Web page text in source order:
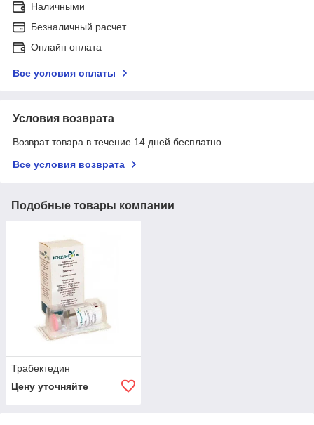
Наличными
Безналичный расчет
Онлайн оплата
Все условия оплаты
Условия возврата
Возврат товара в течение 14 дней бесплатно
Все условия возврата
Подобные товары компании
Трабектедин
Цену уточняйте